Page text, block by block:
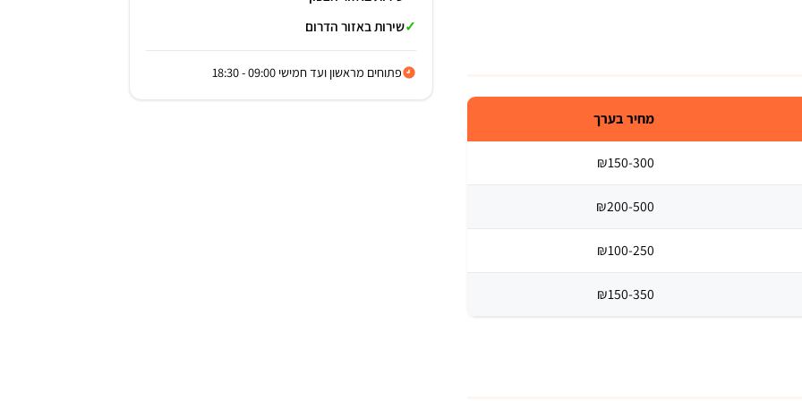
מחיר בערך
₪150-300
₪200-500
₪100-250
₪150-350
שירות באזור הדרום
פתוחים מראשון ועד חמישי 09:00 - 18:30